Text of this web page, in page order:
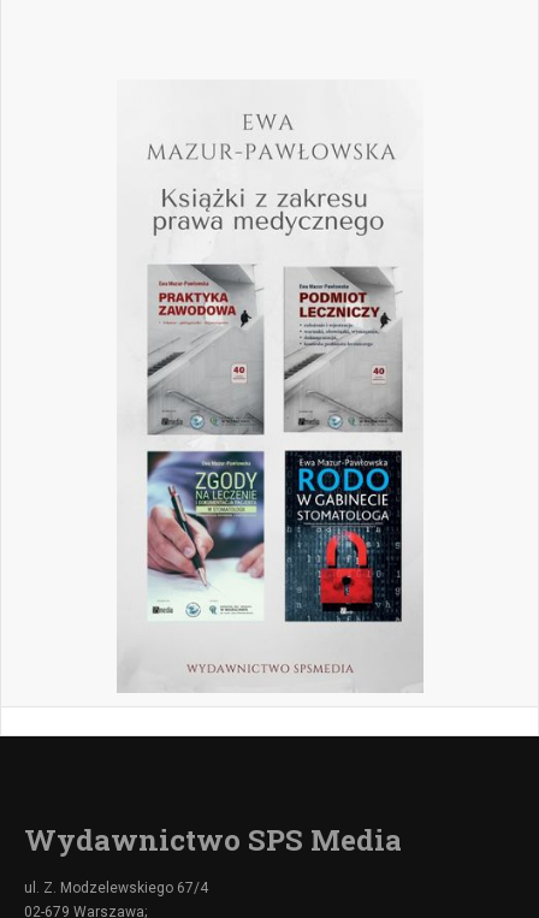
Wydawnictwo SPS Media
ul. Z. Modzelewskiego 67/4
02-679 Warszawa;